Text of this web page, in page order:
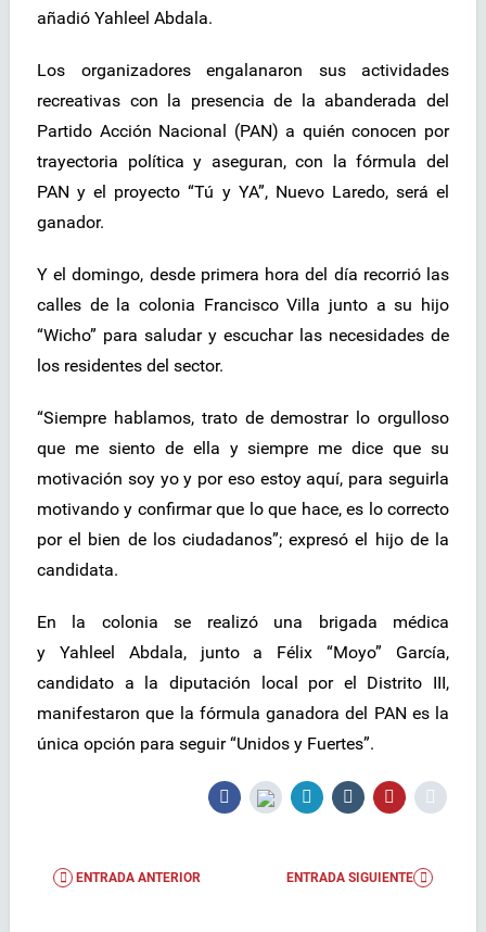
añadió Yahleel Abdala.
Los organizadores engalanaron sus actividades
recreativas con la presencia de la abanderada del
Partido Acción Nacional (PAN) a quién conocen por
trayectoria política y aseguran, con la fórmula del
PAN y el proyecto “Tú y YA”, Nuevo Laredo, será el
ganador.
Y el domingo, desde primera hora del día recorrió las
calles de la colonia Francisco Villa junto a su hijo
“Wicho” para saludar y escuchar las necesidades de
los residentes del sector.
“Siempre hablamos, trato de demostrar lo orgulloso
que me siento de ella y siempre me dice que su
motivación soy yo y por eso estoy aquí, para seguirla
motivando y confirmar que lo que hace, es lo correcto
por el bien de los ciudadanos”; expresó el hijo de la
candidata.
En la colonia se realizó una brigada médica
y Yahleel Abdala, junto a Félix “Moyo” García,
candidato a la diputación local por el Distrito III,
manifestaron que la fórmula ganadora del PAN es la
única opción para seguir “Unidos y Fuertes”.
ENTRADA ANTERIOR ENTRADA SIGUIENTE